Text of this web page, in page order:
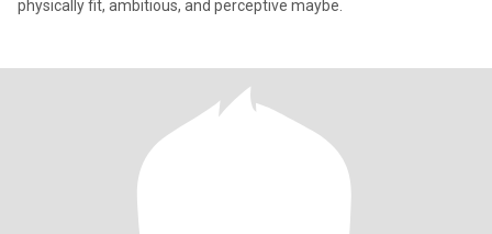
physically fit, ambitious, and perceptive maybe.